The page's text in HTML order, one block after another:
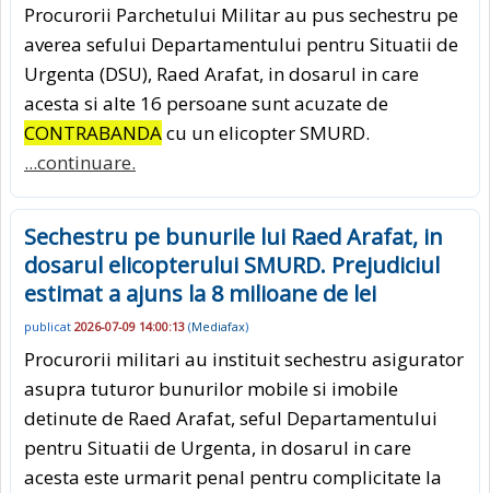
Procurorii Parchetului Militar au pus sechestru pe
averea sefului Departamentului pentru Situatii de
Urgenta (DSU), Raed Arafat, in dosarul in care
acesta si alte 16 persoane sunt acuzate de
CONTRABANDAcu un elicopter SMURD.
...continuare.
Sechestru pe bunurile lui Raed Arafat, in
dosarul elicopterului SMURD. Prejudiciul
estimat a ajuns la 8 milioane de lei
publicat 2026-07-09 14:00:13 (Mediafax)
Procurorii militari au instituit sechestru asigurator
asupra tuturor bunurilor mobile si imobile
detinute de Raed Arafat, seful Departamentului
pentru Situatii de Urgenta, in dosarul in care
acesta este urmarit penal pentru complicitate la